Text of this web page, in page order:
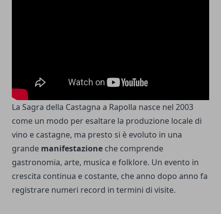
La Sagra della Castagna a Rapolla nasce nel 2003
come un modo per esaltare la produzione locale di
vino e castagne, ma presto si è evoluto in una
grande manifestazione che comprende
gastronomia, arte, musica e folklore. Un evento in
crescita continua e costante, che anno dopo anno fa
registrare numeri record in termini di visite.